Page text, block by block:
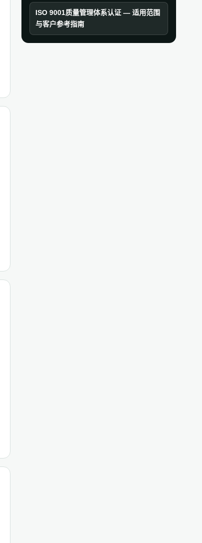
ISO 9001质量管理体系认证 — 适用范围
与客户参考指南